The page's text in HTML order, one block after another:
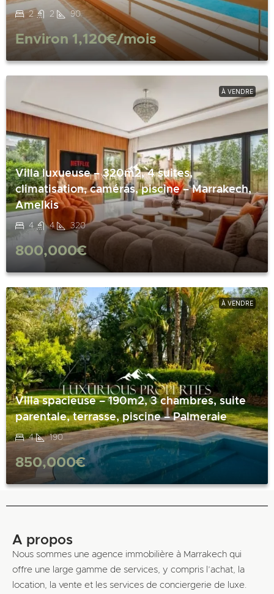
2 2 90
Environ 1,120€/mois
À VENDRE
Villa luxueuse – 320m2, 4 suites,
climatisation, caméras, piscine – Marrakech,
Amelkis
4 4 320
800,000€
À VENDRE
Villa spacieuse – 190m2, 3 chambres, suite
parentale, terrasse, piscine – Palmeraie
4 190
850,000€
A propos
Nous sommes une agence immobilière à Marrakech qui
offre une large gamme de services, y compris l’achat, la
location, la vente et les services de conciergerie de luxe.